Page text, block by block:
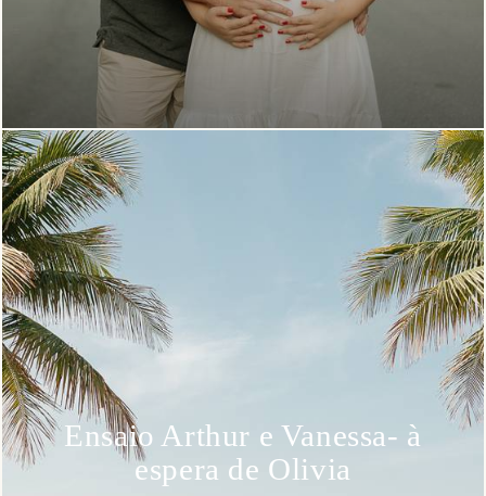
Ensaio Arthur e Vanessa- à
espera de Olivia